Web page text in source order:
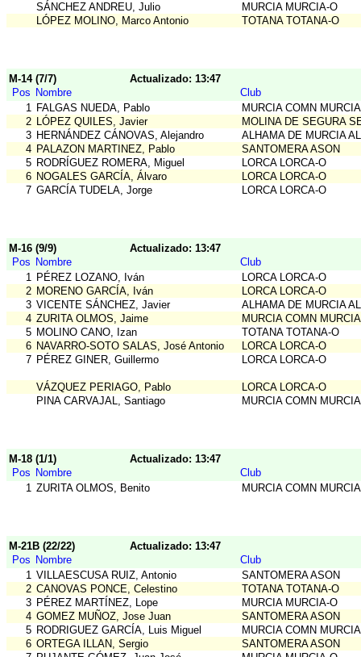
SÁNCHEZ ANDREU, Julio
MURCIA MURCIA-O
LÓPEZ MOLINO, Marco Antonio
TOTANA TOTANA-O
M-14 (7/7)
Actualizado: 13:47
Pos Nombre
Club
1 FALGAS NUEDA, Pablo
MURCIA COMN MURCIA
2 LÓPEZ QUILES, Javier
MOLINA DE SEGURA
3 HERNÁNDEZ CÁNOVAS, Alejandro
ALHAMA DE MURCIA
4 PALAZON MARTINEZ, Pablo
SANTOMERA ASON
5 RODRÍGUEZ ROMERA, Miguel
LORCA LORCA-O
6 NOGALES GARCÍA, Álvaro
LORCA LORCA-O
7 GARCÍA TUDELA, Jorge LORCA LORCA-O
M-16 (9/9)
Actualizado: 13:47
Pos Nombre
Club
1 PÉREZ LOZANO, Iván
LORCA LORCA-O
2 MORENO GARCÍA, Iván
LORCA LORCA-O
3 VICENTE SÁNCHEZ, Javier
ALHAMA DE MURCIA
4 ZURITA OLMOS, Jaime
MURCIA COMN MURCIA
5 MOLINO CANO, Izan
TOTANA TOTANA-O
6 NAVARRO-SOTO SALAS, José Antonio
LORCA LORCA-O
7 PÉREZ GINER, Guillermo LORCA LORCA-O
VÁZQUEZ PERIAGO, Pablo
LORCA LORCA-O
PINA CARVAJAL, Santiago
MURCIA COMN MURCIA
M-18 (1/1)
Actualizado: 13:47
Pos Nombre
Club
1 ZURITA OLMOS, Benito MURCIA COMN MURCIA
M-21B (22/22)
Actualizado: 13:47
Pos Nombre
Club
1 VILLAESCUSA RUIZ, Antonio
SANTOMERA ASON
2 CANOVAS PONCE, Celestino
TOTANA TOTANA-O
3 PÉREZ MARTÍNEZ, Lope
MURCIA MURCIA-O
4 GOMEZ MUÑOZ, Jose Juan
SANTOMERA ASON
5 RODRIGUEZ GARCÍA, Luis Miguel
MURCIA COMN MURCIA
6 ORTEGA ILLAN, Sergio
SANTOMERA ASON